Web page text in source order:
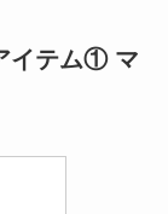
イテム① マ